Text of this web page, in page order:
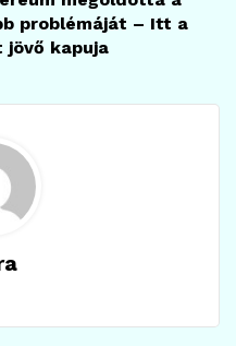
problémáját – Itt a
kapuja